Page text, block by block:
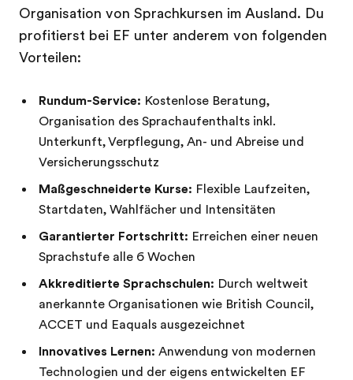
Organisation von Sprachkursen im Ausland. Du
profitierst bei EF unter anderem von folgenden
Vorteilen:
Rundum-Service: Kostenlose Beratung,
Organisation des Sprachaufenthalts inkl.
Unterkunft, Verpflegung, An- und Abreise und
Versicherungsschutz
Maßgeschneiderte Kurse: Flexible Laufzeiten,
Startdaten, Wahlfächer und Intensitäten
Garantierter Fortschritt: Erreichen einer neuen
Sprachstufe alle 6 Wochen
Akkreditierte Sprachschulen: Durch weltweit
anerkannte Organisationen wie British Council,
ACCET und Eaquals ausgezeichnet
Innovatives Lernen: Anwendung von modernen
Technologien und der eigens entwickelten EF